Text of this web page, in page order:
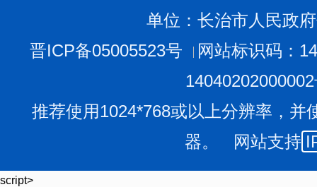
单位：长治市人民政
晋ICP备05005523号
网站标识码：
推荐使用1024*768或以上分辨率，并
器。 网站支持
script>